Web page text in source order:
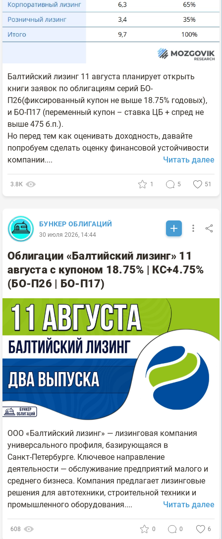
Балтийский лизинг 11 августа планирует открыть
книги заявок по облигациям серий БО-
П26(фиксированный купон не выше 18.75% годовых),
и БО-П17 (переменный купон – ставка ЦБ + спред не
выше 475 б.п.).
Но перед тем как оценивать доходность, давайте
попробуем сделать оценку финансовой устойчивости
компании....
Читать далее
3.8К 1 5 51
БУНКЕР ОБЛИГАЦИЙ
30 июля 2026, 14:44
Облигации «Балтийский лизинг» 11
августа с купоном 18.75% | КС+4.75%
(БО-П26 | БО-П17)
ООО «Балтийский лизинг» — лизинговая компания
универсального профиля, базирующаяся в
Санкт‑Петербурге. Ключевое направление
деятельности — обслуживание предприятий малого и
среднего бизнеса. Компания предлагает лизинговые
решения для автотехники, строительной техники и
промышленного оборудования....
Читать далее
608 0 0 6